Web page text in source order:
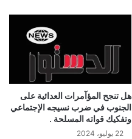
هل تنجح المؤآمرات العدائية على
الجنوب في ضرب نسيجه الإجتماعي
وتفكيك قواته المسلحة .
22 يوليو، 2024